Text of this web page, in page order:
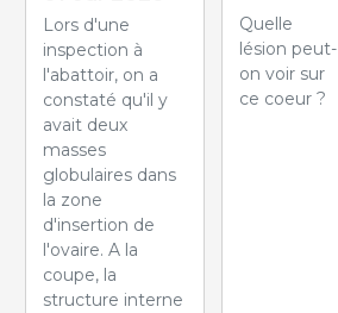
Lors d'une
inspection à
l'abattoir, on a
constaté qu'il y
avait deux
masses
globulaires dans
la zone
d'insertion de
l'ovaire. A la
coupe, la
structure interne
Quelle
lésion peut-
on voir sur
ce coeur ?